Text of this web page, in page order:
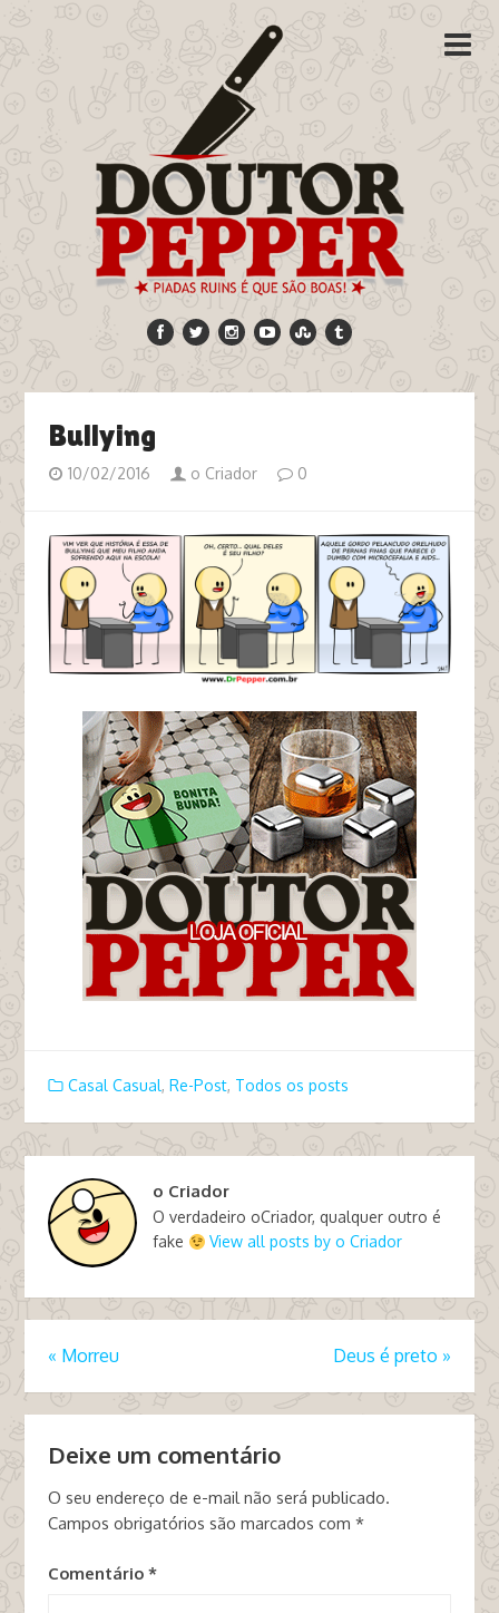
Bullying
10/02/2016 o Criador 0
Casal Casual, Re-Post, Todos os posts
o Criador
O verdadeiro oCriador, qualquer outro é
fake
View all posts by o Criador
« Morreu Deus é preto »
Deixe um comentário
O seu endereço de e-mail não será publicado.
Campos obrigatórios são marcados com *
Comentário *